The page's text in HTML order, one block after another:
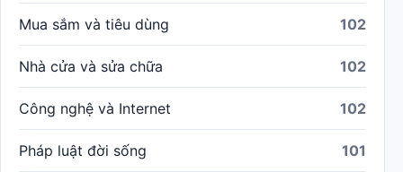
Mua sắm và tiêu dùng 102
Nhà cửa và sửa chữa 102
Công nghệ và Internet 102
Pháp luật đời sống 101